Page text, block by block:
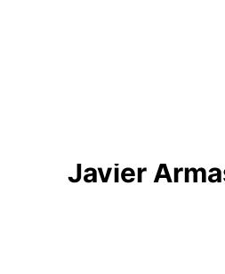
Javier